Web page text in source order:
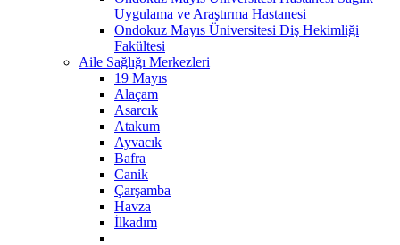
Uygulama ve Araştırma Hastanesi
Ondokuz Mayıs Üniversitesi Diş Hekimliği
Fakültesi
Aile Sağlığı Merkezleri
19 Mayıs
Alaçam
Asarcık
Atakum
Ayvacık
Bafra
Canik
Çarşamba
Havza
İlkadım